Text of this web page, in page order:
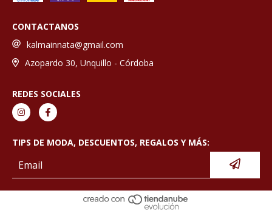
CONTACTANOS
kalmainnata@gmail.com
Azopardo 30, Unquillo - Córdoba
REDES SOCIALES
TIPS DE MODA, DESCUENTOS, REGALOS Y MÁS: